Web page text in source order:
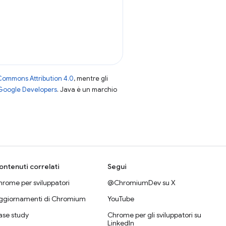
Attribution 4.0, mentre gli
Developers. Java è un marchio
correlati
per sviluppatori
di Chromium
study
Segui
@ChromiumDev su X
YouTube
Chrome per gli sviluppatori su
LinkedIn